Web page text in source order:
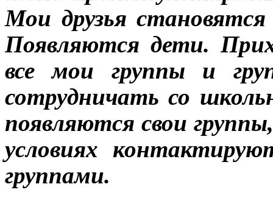
Мои друзья
Появляются дети.
все мои группы и
сотрудничать со
появляются свои
условиях
группами.